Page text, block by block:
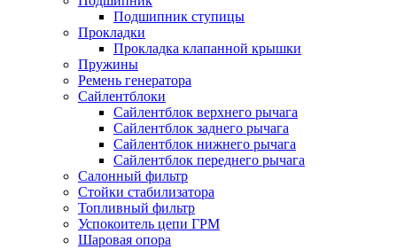
Подшипник ступицы
Прокладки
Прокладка клапанной крышки
Пружины
Ремень генератора
Сайлентблоки
Сайлентблок верхнего рычага
Сайлентблок заднего рычага
Сайлентблок нижнего рычага
Сайлентблок переднего рычага
Салонный фильтр
Стойки стабилизатора
Топливный фильтр
Успокоитель цепи ГРМ
Шаровая опора